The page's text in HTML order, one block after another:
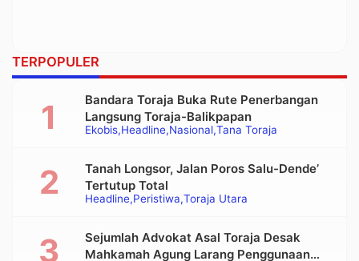
TERPOPULER
Ekobis Headline Nasional Tana Toraja
Bandara Toraja Buka Rute Penerbangan
Langsung Toraja-Balikpapan
Headline Peristiwa Toraja Utara
Tanah Longsor, Jalan Poros Salu-Dende’
Tertutup Total
Sejumlah Advokat Asal Toraja Desak
Mahkamah Agung Larang Penggunaan